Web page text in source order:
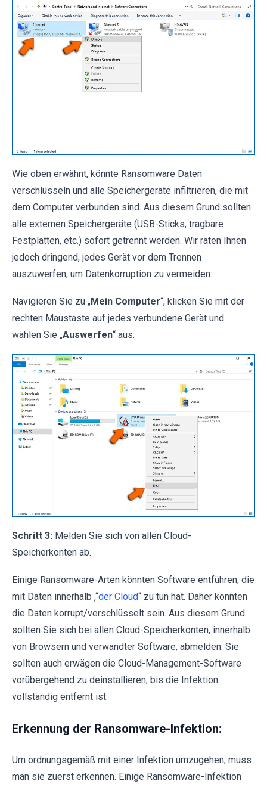
Wie oben erwähnt, könnte Ransomware Daten
verschlüsseln und alle Speichergeräte infiltrieren, die mit
dem Computer verbunden sind. Aus diesem Grund sollten
alle externen Speichergeräte (USB-Sticks, tragbare
Festplatten, etc.) sofort getrennt werden. Wir raten Ihnen
jedoch dringend, jedes Gerät vor dem Trennen
auszuwerfen, um Datenkorruption zu vermeiden:
Navigieren Sie zu „Mein Computer“, klicken Sie mit der
rechten Maustaste auf jedes verbundene Gerät und
wählen Sie „Auswerfen“ aus:
Schritt 3: Melden Sie sich von allen Cloud-
Speicherkonten ab.
Einige Ransomware-Arten könnten Software entführen, die
mit Daten innerhalb ‚“der Cloud“ zu tun hat. Daher könnten
die Daten korrupt/verschlüsselt sein. Aus diesem Grund
sollten Sie sich bei allen Cloud-Speicherkonten, innerhalb
von Browsern und verwandter Software, abmelden. Sie
sollten auch erwägen die Cloud-Management-Software
vorübergehend zu deinstallieren, bis die Infektion
vollständig entfernt ist.
Erkennung der Ransomware-Infektion:
Um ordnungsgemäß mit einer Infektion umzugehen, muss
man sie zuerst erkennen. Einige Ransomware-Infektion